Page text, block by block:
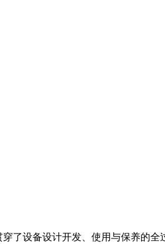
了设备设计开发、使用与保养的